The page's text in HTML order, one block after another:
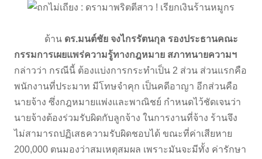
ด้าน ดร.มนต์ชัย จงไกรรัตนกุล รองประธานคณะ
กรรมการเผยแพร่ความรู้ทางกฎหมาย สภาทนายความฯ
กล่าวว่า กรณีนี้ ต้องแบ่งการกระทำเป็น 2 ส่วน ส่วนแรกคือ
พนักงานที่ประมาท มีโทษจำคุก เป็นคดีอาญา อีกส่วนคือ
นายจ้าง ซึ่งกฎหมายแพ่งและพาณิชย์ กำหนดไว้ชัดเจนว่า
นายจ้างต้องร่วมรับผิดกับลูกจ้าง ในการงานที่จ้าง ร้านจึง
ไม่สามารถปฏิเสธความรับผิดชอบได้ ขณะที่ค่าเสียหาย
200,000 ตนมองว่าสมเหตุสมผล เพราะมันจะมีทั้ง ค่ารักษา